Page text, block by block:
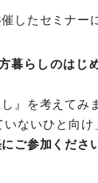
したセミナー
方暮らしのはじ
』を考えてみ
ないひと向
ご参加くださ